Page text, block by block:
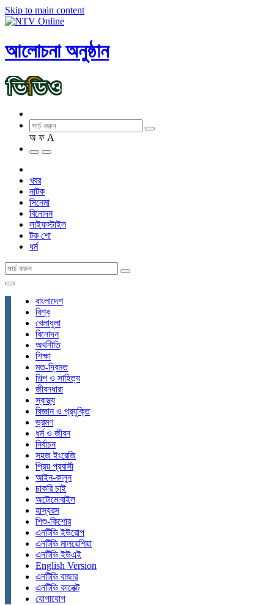
Skip to main content
আলোচনা অনুষ্ঠান
অ ফ A
খবর
নাটক
সিনেমা
বিনোদন
লাইফস্টাইল
টক শো
ধর্ম
বাংলাদেশ
বিশ্ব
খেলাধুলা
বিনোদন
অর্থনীতি
শিক্ষা
মত-দ্বিমত
শিল্প ও সাহিত্য
জীবনধারা
স্বাস্থ্য
বিজ্ঞান ও প্রযুক্তি
ভ্রমণ
ধর্ম ও জীবন
নির্বাচন
সহজ ইংরেজি
প্রিয় প্রবাসী
আইন-কানুন
চাকরি চাই
অটোমোবাইল
হাস্যরস
শিশু-কিশোর
এনটিভি ইউরোপ
এনটিভি মালয়েশিয়া
এনটিভি ইউএই
English Version
এনটিভি বাজার
এনটিভি কানেক্ট
যোগাযোগ